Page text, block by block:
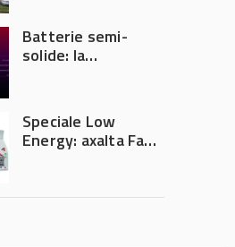
Batterie semi-
solide: la
accelerare la
rivoluzione
dell’auto elettrica
Speciale Low
Energy: axalta Fast
riduce consumi